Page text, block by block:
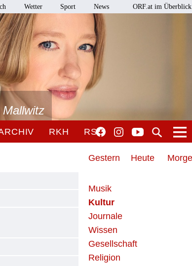
Wetter Sport News ORF.at im Überblick
RKH RSO
Gestern Heute
Musik
Kultur
Journale
Wissen
Gesellschaft
Religion